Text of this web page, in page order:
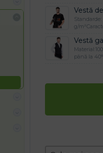
Vestă
Standarde:
g/
Vestă
până la